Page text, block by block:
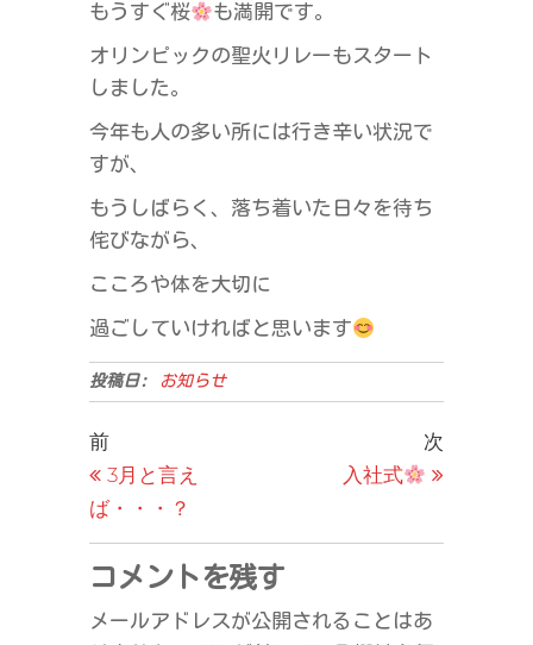
もうすぐ桜 も満開です。
オリンピックの聖火リレーもスタート
しました。
今年も人の多い所には行き辛い状況で
すが、
もうしばらく、落ち着いた日々を待ち
侘びながら、
こころや体を大切に
過ごしていければと思います
投稿日: お知らせ
投
稿
ナ
ビ
ゲ
過
去
の
投
稿
前
3月と言え
ば・・・？
の
稿
次
入社式
コメントを残す
メールアドレスが公開されることはあ